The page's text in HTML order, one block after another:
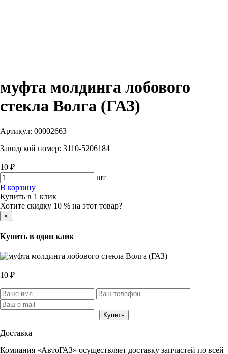
муфта молдинга лобового
стекла Волга (ГАЗ)
Артикул: 00002663
Заводской номер: 3110-5206184
10 ₽
шт
В корзину
Купить в 1 клик
Хотите скидку 10 % на этот товар?
×
Купить в один клик
10 ₽
Доставка
Компания «АвтоГАЗ» осуществляет доставку запчастей по всей